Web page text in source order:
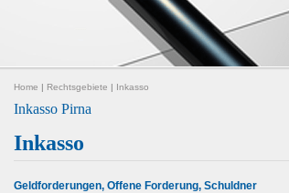
Home | Rechtsgebiete | Inkasso
Inkasso Pirna
Inkasso
Geldforderungen, Offene Forderung, Schuldner